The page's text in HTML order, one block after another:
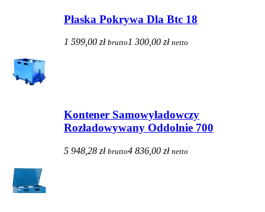
Płaska Pokrywa Dla Btc 18
1 599,00 zł brutto 1 300,00 zł netto
Kontener Samowyładowczy
Rozładowywany Oddolnie 700
5 948,28 zł brutto4 836,00 zł netto